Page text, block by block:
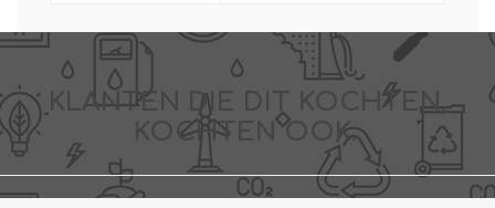
KLANTEN DIE DIT KOCHTEN,
KOCHTEN OOK..